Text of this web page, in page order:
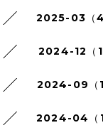
2025-03（4
2024-12（1
2024-09（1
2024-04（1